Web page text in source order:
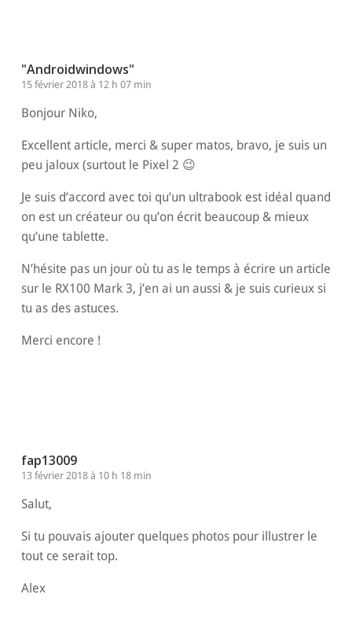
"Androidwindows"
15 février 2018 à 12 h 07 min
Bonjour Niko,
Excellent article, merci & super matos, bravo, je suis un
peu jaloux (surtout le Pixel 2 😉
Je suis d’accord avec toi qu’un ultrabook est idéal quand
on est un créateur ou qu’on écrit beaucoup & mieux
qu’une tablette.
N’hésite pas un jour où tu as le temps à écrire un article
sur le RX100 Mark 3, j’en ai un aussi & je suis curieux si
tu as des astuces.
Merci encore !
fap13009
13 février 2018 à 10 h 18 min
Salut,
Si tu pouvais ajouter quelques photos pour illustrer le
tout ce serait top.
Alex